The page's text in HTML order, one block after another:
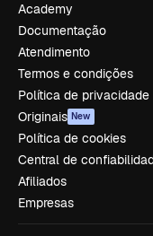
Academy
Documentação
Atendimento
Termos e condições
Política de privacidade
Originais New
Política de cookies
Central de
Afiliados
Empresas